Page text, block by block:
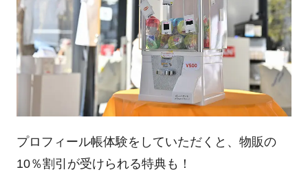
プロフィール帳体験をしていただくと、物販の
10％割引が受けられる特典も！